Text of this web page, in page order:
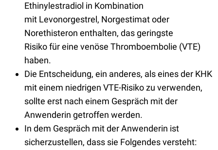
Ethinylestradiol in Kombination
mit Levonorgestrel, Norgestimat oder
Norethisteron enthalten, dasgeringste
Risikofüreine venöse Thromboembolie (VTE)
haben.
Die Entscheidung, ein anderes, als eines der KHK
mit einem niedrigen VTE-Risiko zu verwenden,
sollte erst nach einem Gespräch mit der
Anwenderin getroffen werden.
In dem Gespräch mit der Anwenderin ist
sicherzustellen, dass sie Folgendes versteht: